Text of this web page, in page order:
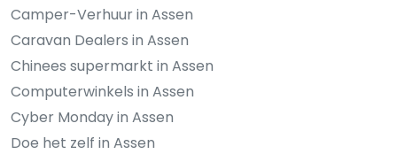
Camper-Verhuur in Assen
Caravan Dealers in Assen
Chinees supermarkt in Assen
Computerwinkels in Assen
Cyber Monday in Assen
Doe het zelf in Assen